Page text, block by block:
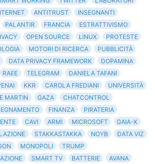
ANTITRUST
INSEGNANTI
PALANTIR FRANCIA
ESTRATTIVISMO
OPEN SOURCE LINUX
PROTESTE
MOTORI DI RICERCA
PUBBLICITÀ
DATA PRIVACY FRAMEWORK
DOPAMINA
RAEE TELEGRAM
DANIELA TAFANI
KKR CAROLA FREDIANI
UNIVERSITÀ
MARTIN GAZA
CHATCONTROL
FINANZA
PIRATERIA
CAVI ARMI MICROSOFT
GAIA-X
STAKKASTAKKA NOYB
DATA VIZ
MONOPOLI
TRUMP
SMART TV BATTERIE
AVANA